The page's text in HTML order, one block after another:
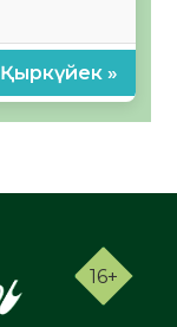
Қыркүйек »
16+